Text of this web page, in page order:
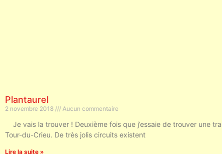
Plantaurel
2 novembre 2018 Aucun commentaire
Je vais la trouver ! Deuxième fois que j’essaie de trouver une
Tour-du-Crieu. De très jolis circuits existent
Lire la suite »